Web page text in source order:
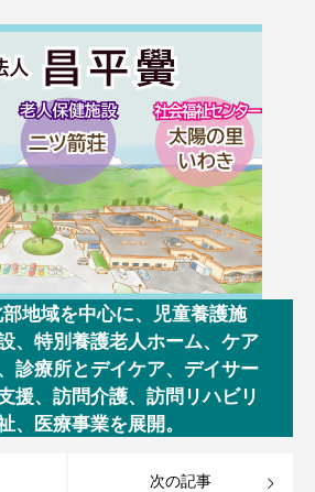
地域を中心に、児童養護施
、特別養護老人ホーム、ケア
診療所とデイケア、デイサー
援、訪問介護、訪問リハビリ
、医療事業を展開。
次の記事